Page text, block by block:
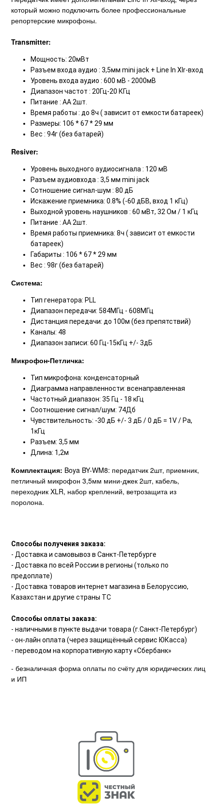
который можно подключить более профессиональные
репортерские микрофоны.
Transmitter:
Мощность: 20мВт
Разъем входа аудио : 3,5мм mini jack + Line In Xlr-вход
Уровень входа аудио : 600 мВ - 2000мВ
Диапазон частот : 20Гц-20 КГц
Питание : АА 2шт.
Время работы : до 8ч ( зависит от емкости батареек)
Размеры: 106 * 67 * 29 мм
Вес : 94г (без батарей)
Resiver:
Уровень выходного аудиосигнала : 120 мВ
Разъем аудиовхода : 3,5 мм mini jack
Сотношение сигнал-шум : 80 дБ
Искажение приемника: 0.8% (-60 дБВ, вход 1 кГц)
Выходной уровень наушников : 60 мВт, 32 Ом / 1 кГц
Питание : АА 2шт.
Время работы приемника: 8ч ( зависит от емкости
батареек)
Габариты : 106 * 67 * 29 мм
Вес : 98г (без батарей)
Система:
Тип генератора: PLL
Диапазон передачи: 584МГц - 608МГц
Дистанция передачи: до 100м (без препятствий)
Каналы: 48
Диапазон записи: 60 Гц-15кГц +/- 3дБ
Микрофон-Петличка:
Тип микрофона: конденсаторный
Диаграмма направленности: всенаправленная
Частотный диапазон: 35 Гц - 18 кГц
Соотношение сигнал/шум: 74Дб
Чувствительность: -30 дБ +/- 3 дБ / 0 дБ = 1V / Pa,
1кГц
Разъем: 3,5 мм
Длина: 1,2м
Комплектация: Boya BY-WM8: передатчик 2шт, приемник,
петличный микрофон 3,5мм мини-джек 2шт, кабель,
переходник XLR, набор креплений, ветрозащита из
поролона.
Способы получения заказа:
- Доставка и самовывоз в Санкт-Петербурге
- Доставка по всей России в регионы (только по
предоплате)
- Доставка товаров интернет магазина в Белоруссию,
Казахстан и другие страны ТС
Способы оплаты заказа:
- наличными в пункте выдачи товара (г.Санкт-Петербург)
- он-лайн оплата (через защищённый сервис ЮКасса)
- переводом на корпоративную карту «Сбербанк»
- безналичная форма оплаты по счёту для юридических лиц
и ИП